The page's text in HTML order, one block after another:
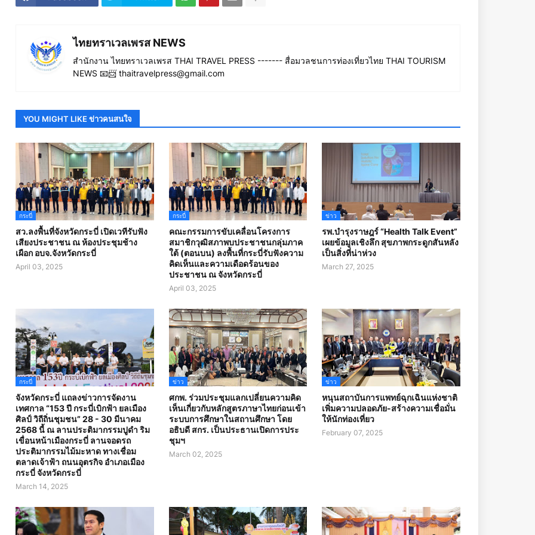
ไทยทราเวลเพรส NEWS
สำนักงาน ไทยทราเวลเพรส THAI TRAVEL PRESS ------- สื่อมวลชนการท่องเที่ยวไทย THAI TOURISM
NEWS 📧📨 thaitravelpress@gmail.com
YOU MIGHT LIKE ข่าวคนสนใจ
กระบี่
สว.ลงพื้นที่จังหวัดกระบี่ เปิดเวทีรับฟัง
เสียงประชาชน ณ ห้องประชุมช้าง
เผือก อบจ.จังหวัดกระบี่
April 03, 2025
กระบี่
คณะกรรมการขับเคลื่อนโครงการ
สมาชิกวุฒิสภาพบประชาชนกลุ่มภาค
ใต้ (ตอนบน) ลงพื้นที่กระบี่รับฟังความ
คิดเห็นและความเดือดร้อนของ
ประชาชน ณ จังหวัดกระบี่
April 03, 2025
ข่าว
รพ.บำรุงราษฎร์ “Health Talk Event”
เผยข้อมูลเชิงลึก สุขภาพกระดูกสันหลัง
เป็นสิ่งที่น่าห่วง
March 27, 2025
กระบี่
จังหวัดกระบี่ แถลงข่าวการจัดงาน
เทศกาล “153 ปี กระบี่เบิกฟ้า ยลเมือง
ศิลป์ วิถีถิ่นชุมชน” 28 - 30 มีนาคม
2568 นี้ ณ ลานประติมากรรมปูดำ ริม
เขื่อนหน้าเมืองกระบี่ ลานจอดรถ
ประติมากรรมไม้มะหาด ทางเชื่อม
ตลาดเจ้าฟ้า ถนนอุตรกิจ อำเภอเมือง
กระบี่ จังหวัดกระบี่
March 14, 2025
ข่าว
ศกพ. ร่วมประชุมแลกเปลี่ยนความคิด
เห็นเกี่ยวกับหลักสูตรภาษาไทยก่อนเข้า
ระบบการศึกษาในสถานศึกษา โดย
อธิบดี สกร. เป็นประธานเปิดการประ
ชุมฯ
March 02, 2025
ข่าว
หนุนสถาบันการแพทย์ฉุกเฉินแห่งชาติ
เพิ่มความปลอดภัย-สร้างความเชื่อมั่น
ให้นักท่องเที่ยว
February 07, 2025